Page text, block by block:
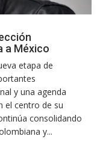
a México
etapa de
y una agenda
el centro de su
consolidando
y...